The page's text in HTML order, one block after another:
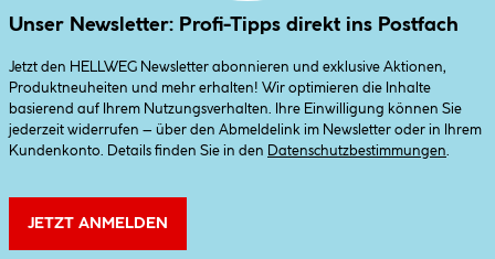
Unser Newsletter: Profi-Tipps direkt ins Postfach
Jetzt den HELLWEG Newsletter abonnieren und exklusive Aktionen,
Produktneuheiten und mehr erhalten! Wir optimieren die Inhalte
basierend auf Ihrem Nutzungsverhalten. Ihre Einwilligung können Sie
jederzeit widerrufen – über den Abmeldelink im Newsletter oder in Ihrem
Kundenkonto. Details finden Sie in den
Datenschutzbestimmungen
JETZT ANMELDEN